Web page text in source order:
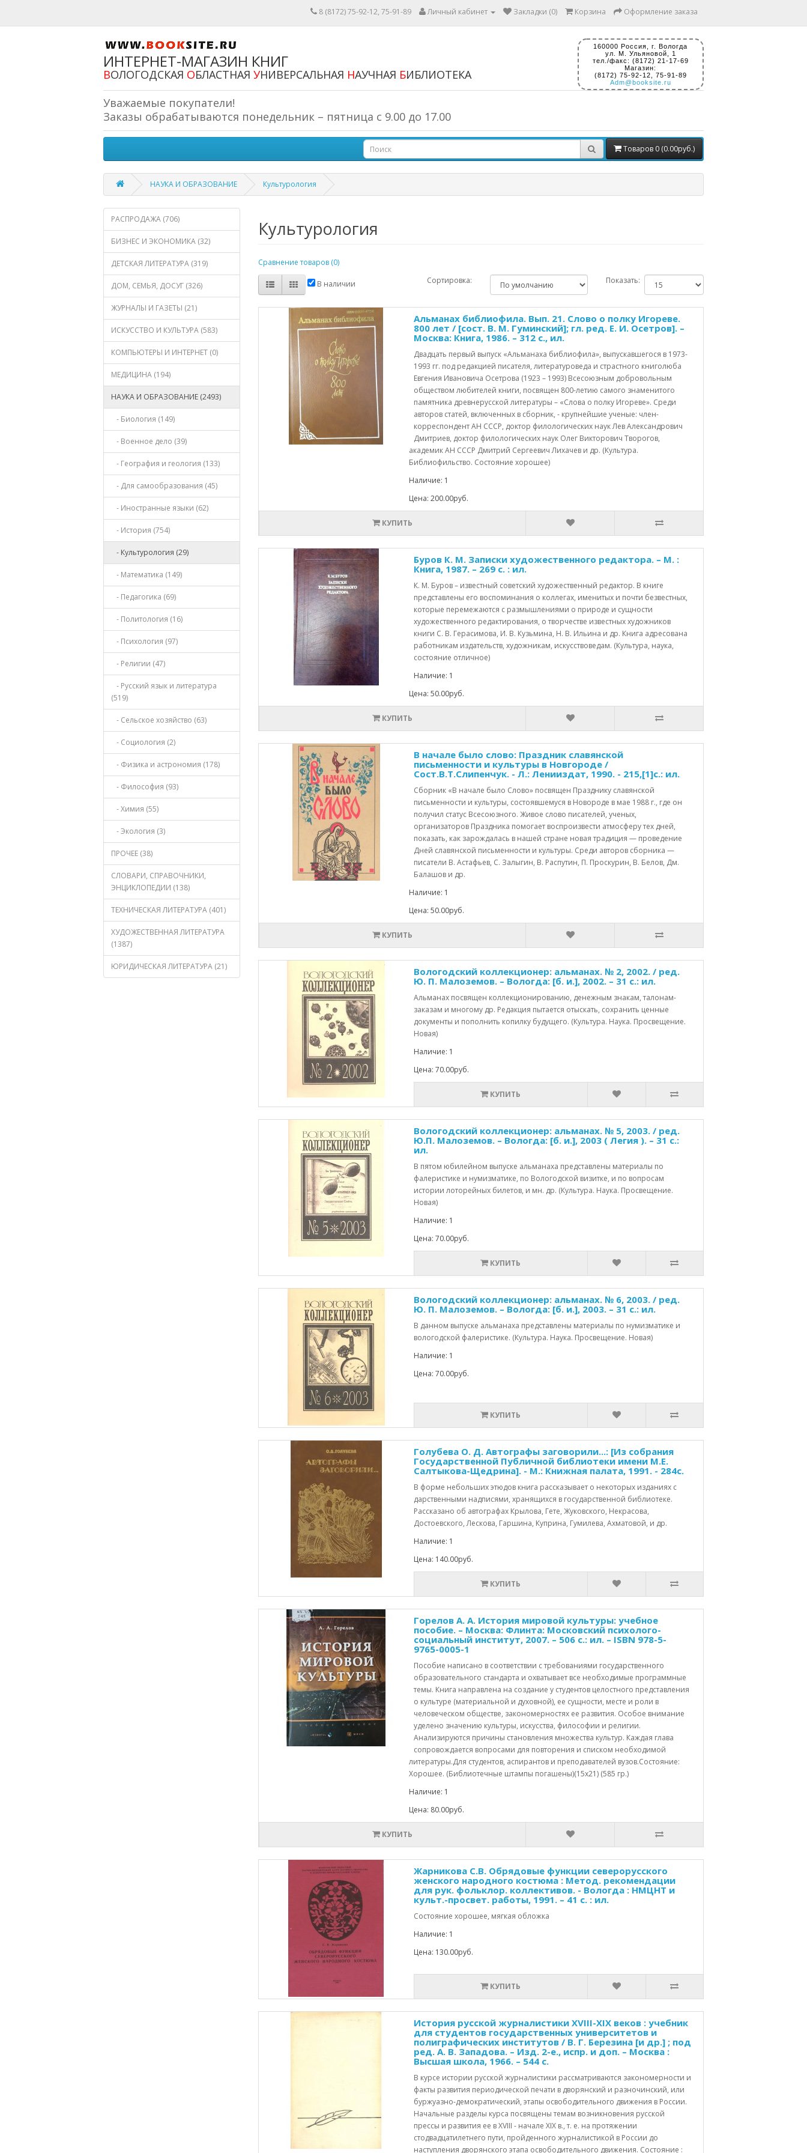
8 (8172) 75-92-12, 75-91-89 Личный кабинет Закладки (0) Корзина Оформление заказа
ИНТЕРНЕТ-МАГАЗИН КНИГ
ВОЛОГОДСКАЯ ОБЛАСТНАЯ УНИВЕРСАЛЬНАЯ НАУЧНАЯ БИБЛИОТЕКА
160000 Россия, г. Вологда
ул. М. Ульяновой, 1
тел./факс: (8172) 21-17-69
Магазин:
(8172) 75-92-12, 75-91-89
Adm@booksite.ru
Уважаемые покупатели!
Заказы обрабатываются понедельник – пятница с 9.00 до 17.00
Товаров 0 (0.00руб.)
НАУКА И ОБРАЗОВАНИЕ Культурология
РАСПРОДАЖА (706)
БИЗНЕС И ЭКОНОМИКА (32)
ДЕТСКАЯ ЛИТЕРАТУРА (319)
ДОМ, СЕМЬЯ, ДОСУГ (326)
ЖУРНАЛЫ И ГАЗЕТЫ (21)
ИСКУССТВО И КУЛЬТУРА (583)
КОМПЬЮТЕРЫ И ИНТЕРНЕТ (0)
МЕДИЦИНА (194)
НАУКА И ОБРАЗОВАНИЕ (2493)
- Биология (149)
- Военное дело (39)
- География и геология (133)
- Для самообразования (45)
- Иностранные языки (62)
- История (754)
- Культурология (29)
- Математика (149)
- Педагогика (69)
- Политология (16)
- Психология (97)
- Религии (47)
- Русский язык и литература
(519)
- Сельское хозяйство (63)
- Социология (2)
- Физика и астрономия (178)
- Философия (93)
- Химия (55)
- Экология (3)
ПРОЧЕЕ (38)
СЛОВАРИ, СПРАВОЧНИКИ,
ЭНЦИКЛОПЕДИИ (138)
ТЕХНИЧЕСКАЯ ЛИТЕРАТУРА (401)
ХУДОЖЕСТВЕННАЯ ЛИТЕРАТУРА
(1387)
ЮРИДИЧЕСКАЯ ЛИТЕРАТУРА (21)
Культурология
Сравнение товаров (0)
В наличии Сортировка: Показать:
Альманах библиофила. Вып. 21. Слово о полку Игореве.
800 лет / [сост. В. М. Гуминский]; гл. ред. Е. И. Осетров]. –
Москва: Книга, 1986. – 312 с., ил.
Двадцать первый выпуск «Альманаха библиофила», выпускавшегося в 1973-
1993 гг. под редакцией писателя, литературоведа и страстного книголюба
Евгения Ивановича Осетрова (1923 – 1993) Всесоюзным добровольным
обществом любителей книги, посвящен 800-летию самого знаменитого
памятника древнерусской литературы – «Слова о полку Игореве». Среди
авторов статей, включенных в сборник, - крупнейшие ученые: член-
корреспондент АН СССР, доктор филологических наук Лев Александрович
Дмитриев, доктор филологических наук Олег Викторович Творогов,
академик АН СССР Дмитрий Сергеевич Лихачев и др. (Культура.
Библиофильство. Состояние хорошее)
Наличие: 1
Цена: 200.00руб.
КУПИТЬ
Буров К. М. Записки художественного редактора. – М. :
Книга, 1987. – 269 с. : ил.
К. М. Буров – известный советский художественный редактор. В книге
представлены его воспоминания о коллегах, именитых и почти безвестных,
которые перемежаются с размышлениями о природе и сущности
художественного редактирования, о творчестве известных художников
книги С. В. Герасимова, И. В. Кузьмина, Н. В. Ильина и др. Книга адресована
работникам издательств, художникам, искусствоведам. (Культура, наука,
состояние отличное)
Наличие: 1
Цена: 50.00руб.
КУПИТЬ
В начале было слово: Праздник славянской
письменности и культуры в Новгороде /
Сост.В.Т.Слипенчук. - Л.: Ленииздат, 1990. - 215,[1]с.: ил.
Сборник «В начале было Слово» посвящен Празднику славянской
письменности и культуры, состоявшемуся в Новороде в мае 1988 г., где он
получил статус Всесоюзного. Живое слово писателей, ученых,
организаторов Праздника помогает воспроизвести атмосферу тех дней,
показать, как зарождалась в нашей стране новая традиция — проведение
Дней славянской письменности и культуры. Среди авторов сборника —
писатели В. Астафьев, С. Залыгин, В. Распутин, П. Проскурин, В. Белов, Дм.
Балашов и др.
Наличие: 1
Цена: 50.00руб.
КУПИТЬ
Вологодский коллекционер: альманах. № 2, 2002. / ред.
Ю. П. Малоземов. – Вологда: [б. и.], 2002. – 31 с.: ил.
Альманах посвящен коллекционированию, денежным знакам, талонам-
заказам и многому др. Редакция пытается отыскать, сохранить ценные
документы и пополнить копилку будущего. (Культура. Наука. Просвещение.
Новая)
Наличие: 1
Цена: 70.00руб.
КУПИТЬ
Вологодский коллекционер: альманах. № 5, 2003. / ред.
Ю.П. Малоземов. – Вологда: [б. и.], 2003 ( Легия ). – 31 с.:
ил.
В пятом юбилейном выпуске альманаха представлены материалы по
фалеристике и нумизматике, по Вологодской визитке, и по вопросам
истории лоторейных билетов, и мн. др. (Культура. Наука. Просвещение.
Новая)
Наличие: 1
Цена: 70.00руб.
КУПИТЬ
Вологодский коллекционер: альманах. № 6, 2003. / ред.
Ю. П. Малоземов. – Вологда: [б. и.], 2003. – 31 c.: ил.
В данном выпуске альманаха представлены материалы по нумизматике и
вологодской фалеристике. (Культура. Наука. Просвещение. Новая)
Наличие: 1
Цена: 70.00руб.
КУПИТЬ
Голубева О. Д. Автографы заговорили...: [Из собрания
Государственной Публичной библиотеки имени М.Е.
Салтыкова-Щедрина]. - М.: Книжная палата, 1991. - 284с.
В форме небольших этюдов книга рассказывает о некоторых изданиях с
дарственными надписями, хранящихся в государственной библиотеке.
Рассказано об автографах Крылова, Гете, Жуковского, Некрасова,
Достоевского, Лескова, Гаршина, Куприна, Гумилева, Ахматовой, и др.
Наличие: 1
Цена: 140.00руб.
КУПИТЬ
Горелов А. А. История мировой культуры: учебное
пособие. – Москва: Флинта: Московский психолого-
социальный институт, 2007. – 506 с.: ил. – ISBN 978-5-
9765-0005-1
Пособие написано в соответствии с требованиями государственного
образовательного стандарта и охватывает все необходимые программные
темы. Книга направлена на создание у студентов целостного представления
о культуре (материальной и духовной), ее сущности, месте и роли в
человеческом обществе, закономерностях ее развития. Особое внимание
уделено значению культуры, искусства, философии и религии.
Анализируются причины становления множества культур. Каждая глава
сопровождается вопросами для повторения и списком необходимой
литературы.Для студентов, аспирантов и преподавателей вузов.Состояние:
Хорошее. (Библиотечные штампы погашены)(15х21) (585 гр.)
Наличие: 1
Цена: 80.00руб.
КУПИТЬ
Жарникова С.В. Обрядовые функции северорусского
женского народного костюма : Метод. рекомендации
для рук. фольклор. коллективов. - Вологда : НМЦНТ и
культ.-просвет. работы, 1991. – 41 с. : ил.
Состояние хорошее, мягкая обложка
Наличие: 1
Цена: 130.00руб.
КУПИТЬ
История русской журналистики XVIII-XIX веков : учебник
для студентов государственных университетов и
полиграфических институтов / В. Г. Березина [и др.] ; под
ред. А. В. Западова. – Изд. 2-е., испр. и доп. – Москва :
Высшая школа, 1966. – 544 с.
В курсе истории русской журналистики рассматриваются закономерности и
факты развития периодической печати в дворянский и разночинский, или
буржуазно-демократический, этапы освободительного движения в России.
Начальные разделы курса посвящены темам возникновения русской
прессы и развития ее в XVIII - начале XIX в., т. е. на протяжении
стодвадцатилетнего пути, пройденного журналистикой в России до
наступления дворянского этапа освободительного движения. Состояние :